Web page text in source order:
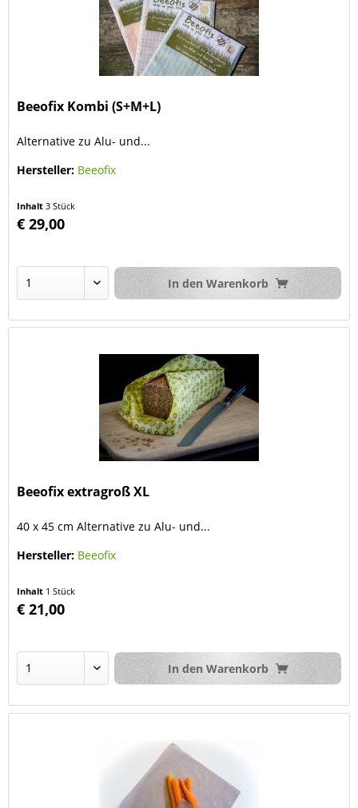
Beeofix Kombi (S+M+L)
Alternative zu Alu- und...
Hersteller: Beeofix
Inhalt3 Stück
€ 29,00
In den Warenkorb
Beeofix extragroß XL
40 x 45 cm Alternative zu Alu- und...
Hersteller: Beeofix
Inhalt 1 Stück
€ 21,00
In den Warenkorb